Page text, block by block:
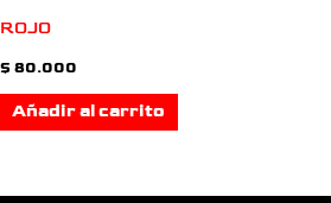
ROJO
$ 80.000
Añadir al carrito